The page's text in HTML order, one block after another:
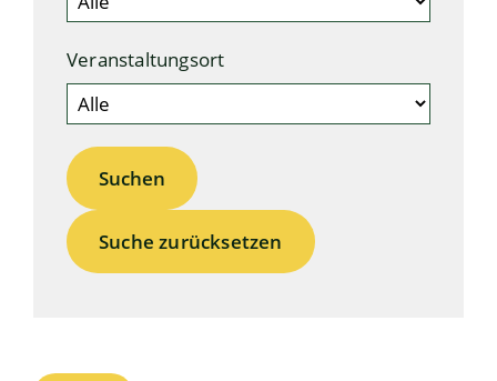
Veranstaltungsort
Suche zurücksetzen